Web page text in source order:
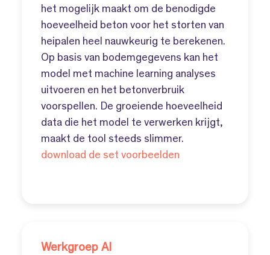
het mogelijk maakt om de benodigde
hoeveelheid beton voor het storten van
heipalen heel nauwkeurig te berekenen.
Op basis van bodemgegevens kan het
model met machine learning analyses
uitvoeren en het betonverbruik
voorspellen. De groeiende hoeveelheid
data die het model te verwerken krijgt,
maakt de tool steeds slimmer.
download de set voorbeelden
Werkgroep AI